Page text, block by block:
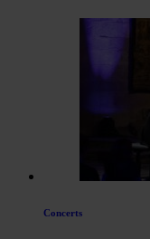
Concerts